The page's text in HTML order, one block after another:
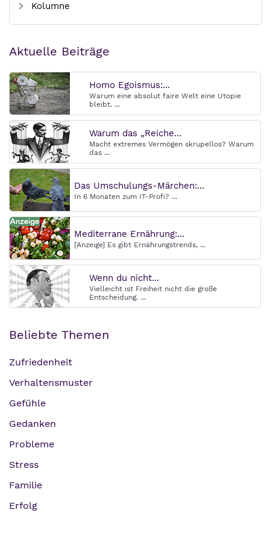
Kolumne
Aktuelle Beiträge
Homo Egoismus:...
Warum eine absolut faire Welt eine Utopie
bleibt. ...
Warum das „Reiche...
Macht extremes Vermögen skrupellos? Warum
das ...
Das Umschulungs-Märchen:...
In 6 Monaten zum IT-Profi? ...
Mediterrane Ernährung:...
[Anzeige] Es gibt Ernährungstrends, ...
Wenn du nicht...
Vielleicht ist Freiheit nicht die große
Entscheidung. ...
Beliebte Themen
Zufriedenheit
Verhaltensmuster
Gefühle
Gedanken
Probleme
Stress
Familie
Erfolg